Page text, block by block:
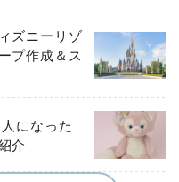
ズニーリゾ
プ作成＆ス
になった
介